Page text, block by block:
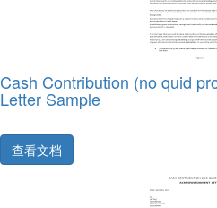
Cash Contribution (no quid
Letter Sample
查看文档